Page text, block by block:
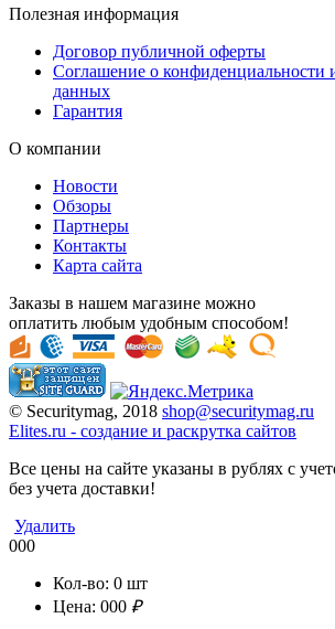
Полезная информация
Договор публичной оферты
Соглашение о конфиденциальности
данных
Гарантия
О компании
Новости
Обзоры
Партнеры
Контакты
Карта сайта
Заказы в нашем магазине можно
оплатить любым удобным способом!
© Securitymag, 2018 shop@securitymag.ru
Elites.ru - cоздание и раскрутка сайтов
Все цены на сайте указаны в рублях с
без учета доставки!
Удалить
000
Кол-во: 0 шт
Цена: 000 ₽